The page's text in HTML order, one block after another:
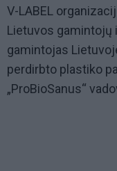
V-LABEL
Lietuvos gamintojų
gamintojas
perdirbto plastiko
„ProBioSanus“